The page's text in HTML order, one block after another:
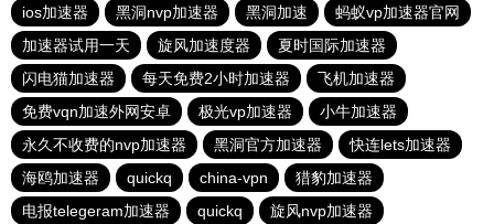
ios加速器
黑洞nvp加速器 黑洞加速
蚂蚁vp加速器官网
加速器试用一天
旋风加速度器
夏时国际加速器
闪电猫加速器
每天免费2小时加速器
飞机加速器
免费vqn加速外网安卓
极光vp加速器
小牛加速器
永久不收费的nvp加速器
黑洞官方加速器
快连lets加速器
海鸥加速器
quickq china-vpn
猎豹加速器
电报telegeram加速器
quickq 旋风nvp加速器